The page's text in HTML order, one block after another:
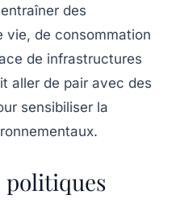
des
vie, de consommation
de infrastructures
aller de pair avec des
sensibiliser la
politiques